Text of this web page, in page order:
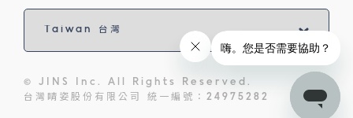
© JINS Inc. All Rights Reserved.
台灣睛姿股份有限公司 統一編號：24975282